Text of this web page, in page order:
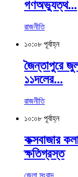
গণঅভ্যুত্থ...
রাজনীতি
১০:০৮ পূর্বাহ্ন
জৈন্তাপুরে
১১দলের...
রাজনীতি
১০:০৮ পূর্বাহ্ন
কক্সবাজার
ক্ষতিগ্রস্ত
জেলা সংবাদ